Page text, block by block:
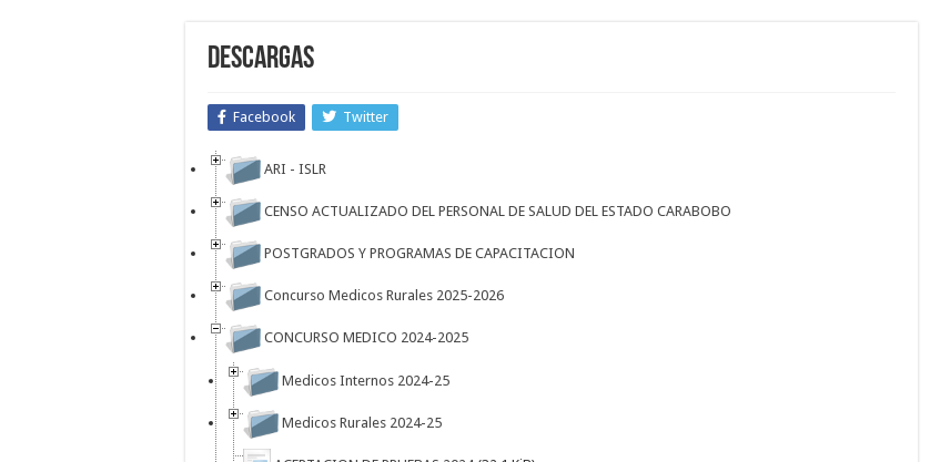
Descargas
Facebook Twitter
ARI - ISLR
CENSO ACTUALIZADO DEL PERSONAL DE SALUD DEL ESTADO CARABOBO
POSTGRADOS Y PROGRAMAS DE CAPACITACION
Concurso Medicos Rurales 2025-2026
CONCURSO MEDICO 2024-2025
Medicos Internos 2024-25
Medicos Rurales 2024-25